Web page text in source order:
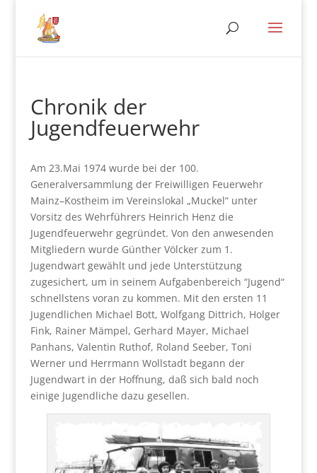
Chronik der
Jugendfeuerwehr
Am 23.Mai 1974 wurde bei der 100.
Generalversammlung der Freiwilligen Feuerwehr
Mainz–Kostheim im Vereinslokal „Muckel“ unter
Vorsitz des Wehrführers Heinrich Henz die
Jugendfeuerwehr gegründet. Von den anwesenden
Mitgliedern wurde Günther Völcker zum 1.
Jugendwart gewählt und jede Unterstützung
zugesichert, um in seinem Aufgabenbereich “Jugend“
schnellstens voran zu kommen. Mit den ersten 11
Jugendlichen Michael Bott, Wolfgang Dittrich, Holger
Fink, Rainer Mämpel, Gerhard Mayer, Michael
Panhans, Valentin Ruthof, Roland Seeber, Toni
Werner und Herrmann Wollstadt begann der
Jugendwart in der Hoffnung, daß sich bald noch
einige Jugendliche dazu gesellen.